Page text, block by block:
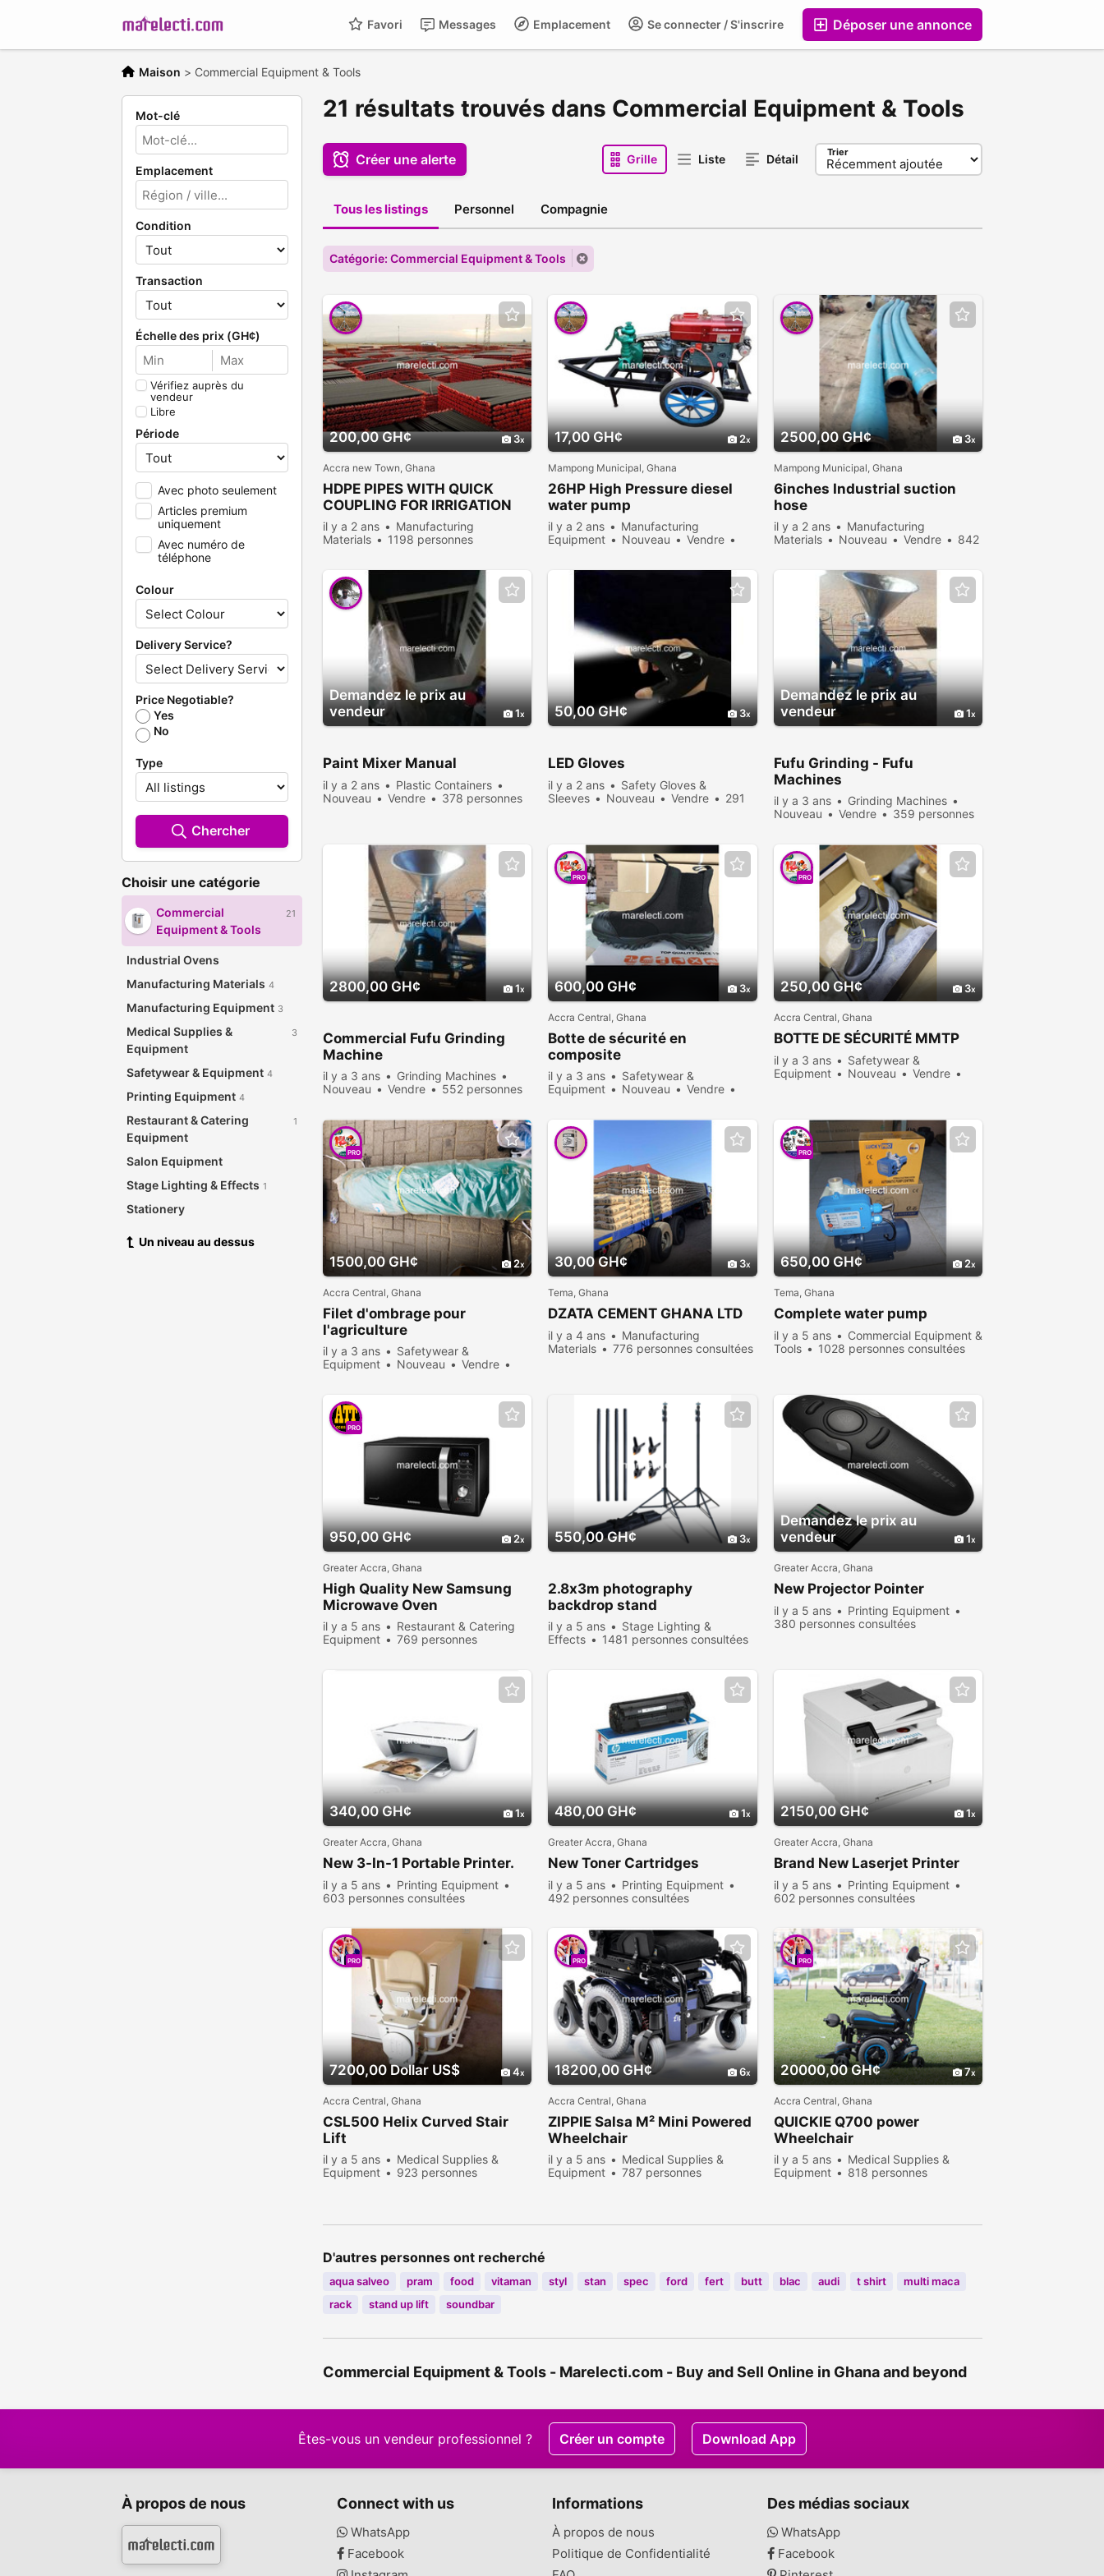
Déposer une annonce
Se connecter / S'inscrire
Emplacement
Messages
Favori
Maison > Commercial Equipment & Tools
Mot-clé
Emplacement
Condition
Transaction
Échelle des prix (GH¢)
Vérifiez auprès du
vendeur
Libre
Période
Avec photo seulement
Articles premium
uniquement
Avec numéro de
téléphone
Colour
Delivery Service?
Price Negotiable?
Yes
No
Type
Chercher
Choisir une catégorie
Commercial
Equipment & Tools
21
Industrial Ovens
Manufacturing Materials 4
Manufacturing Equipment 3
Medical Supplies &
Equipment
3
Safetywear & Equipment 4
Printing Equipment 4
Restaurant & Catering
Equipment
1
Salon Equipment
Stage Lighting & Effects 1
Stationery
Un niveau au dessus
21 résultats trouvés dans Commercial Equipment & Tools
Créer une alerte Grille Liste Détail Trier
Tous les listings Personnel Compagnie
Catégorie: Commercial Equipment & Tools
200,00 GH¢ 3
Accra new Town, Ghana
HDPE PIPES WITH QUICK
COUPLING FOR IRRIGATION
il y a 2 ans
Manufacturing
Materials
1198 personnes
17,00 GH¢ 2
Mampong Municipal, Ghana
26HP High Pressure diesel
water pump
il y a 2 ans
Manufacturing
Equipment
Nouveau
Vendre
2500,00 GH¢ 3
Mampong Municipal, Ghana
6inches Industrial suction
hose
il y a 2 ans
Manufacturing
Materials
Nouveau Vendre
842
Demandez le prix au
vendeur
1
Paint Mixer Manual
il y a 2 ans
Plastic Containers
Nouveau
Vendre
378 personnes
50,00 GH¢ 3
LED Gloves
il y a 2 ans
Safety Gloves &
Sleeves
Nouveau Vendre
291
Demandez le prix au
vendeur
1
Fufu Grinding - Fufu
Machines
il y a 3 ans
Grinding Machines
Nouveau
Vendre
359 personnes
2800,00 GH¢ 1
Commercial Fufu Grinding
Machine
il y a 3 ans
Grinding Machines
Nouveau
Vendre
552 personnes
600,00 GH¢ 3
PRO
Accra Central, Ghana
Botte de sécurité en
composite
il y a 3 ans
Safetywear &
Equipment
Nouveau
Vendre
250,00 GH¢ 3
PRO
Accra Central, Ghana
BOTTE DE SÉCURITÉ MMTP
il y a 3 ans
Safetywear &
Equipment
Nouveau
Vendre
1500,00 GH¢ 2
PRO
Accra Central, Ghana
Filet d'ombrage pour
l'agriculture
il y a 3 ans
Safetywear &
Equipment
Nouveau
Vendre
30,00 GH¢ 3
Tema, Ghana
DZATA CEMENT GHANA LTD
il y a 4 ans
Manufacturing
Materials
776 personnes consultées
650,00 GH¢ 2
PRO
Tema, Ghana
Complete water pump
il y a 5 ans
Commercial Equipment &
Tools
1028 personnes consultées
950,00 GH¢ 2
PRO
Greater Accra, Ghana
High Quality New Samsung
Microwave Oven
il y a 5 ans
Restaurant & Catering
Equipment
769 personnes
550,00 GH¢ 3
2.8x3m photography
backdrop stand
il y a 5 ans
Stage Lighting &
Effects
1481 personnes consultées
Demandez le prix au
vendeur
1
Greater Accra, Ghana
New Projector Pointer
il y a 5 ans
Printing Equipment
380 personnes consultées
340,00 GH¢ 1
Greater Accra, Ghana
New 3-In-1 Portable Printer.
il y a 5 ans
Printing Equipment
603 personnes consultées
480,00 GH¢ 1
Greater Accra, Ghana
New Toner Cartridges
il y a 5 ans
Printing Equipment
492 personnes consultées
2150,00 GH¢ 1
Greater Accra, Ghana
Brand New Laserjet Printer
il y a 5 ans
Printing Equipment
602 personnes consultées
7200,00 Dollar US$ 4
PRO
Accra Central, Ghana
CSL500 Helix Curved Stair
Lift
il y a 5 ans
Medical Supplies &
Equipment
923 personnes
18200,00 GH¢ 6
PRO
Accra Central, Ghana
ZIPPIE Salsa M² Mini Powered
Wheelchair
il y a 5 ans
Medical Supplies &
Equipment
787 personnes
20000,00 GH¢ 7
PRO
Accra Central, Ghana
QUICKIE Q700 power
Wheelchair
il y a 5 ans
Medical Supplies &
Equipment
818 personnes
D'autres personnes ont recherché
aqua salveo pram food vitaman styl stan spec ford fert butt blac audi t shirt
multi maca
rack
stand up lift soundbar
Commercial Equipment & Tools - Marelecti.com - Buy and Sell Online in Ghana and beyond
Êtes-vous un vendeur professionnel ? Créer un compte Download App
À propos de nous Connect with us
WhatsApp
Facebook
Informations
À propos de nous
Politique de Confidentialité
Des médias sociaux
WhatsApp
Facebook